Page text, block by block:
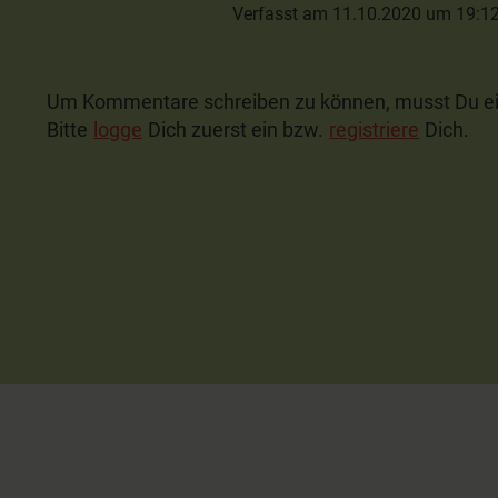
Verfasst am 11.10.2020 um 19:12
Um Kommentare schreiben zu können, musst Du
Bitte logge Dich zuerst ein bzw. registriere Dich.